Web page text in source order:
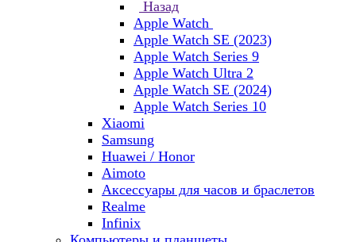
Назад
Apple Watch
Apple Watch SE (2023)
Apple Watch Series 9
Apple Watch Ultra 2
Apple Watch SE (2024)
Apple Watch Series 10
Xiaomi
Samsung
Huawei / Honor
Aimoto
Аксессуары для часов и браслетов
Realme
Infinix